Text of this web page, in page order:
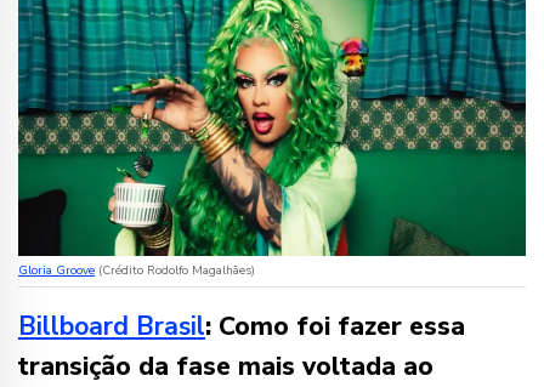
Gloria Groove (Crédito Rodolfo Magalhães)
Billboard Brasil: Como foi fazer essa
transição da fase mais voltada ao